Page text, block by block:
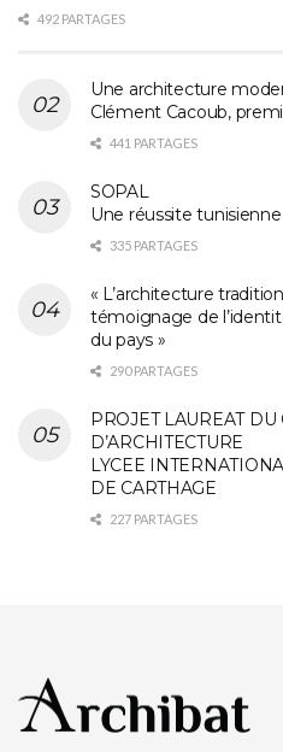
492 PARTAGES
Une architecture
Clément Cacoub,
441 PARTAGES
SOPAL
Une réussite
335 PARTAGES
« L’architecture
témoignage de
du pays »
290 PARTAGES
PROJET LAUREAT
D’ARCHITECTURE
LYCEE
DE CARTHAGE
227 PARTAGES